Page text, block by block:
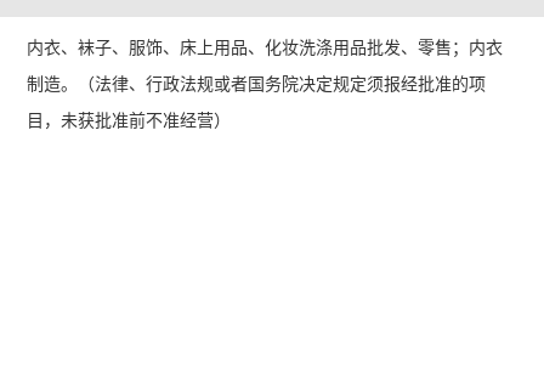
内衣、袜子、服饰、床上用品、化妆洗涤用品批发、零售；内衣
制造。（法律、行政法规或者国务院决定规定须报经批准的项
目，未获批准前不准经营）